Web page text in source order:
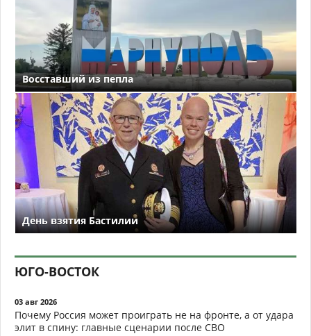
Восставший из пепла
День взятия Бастилии
ЮГО-ВОСТОК
03 авг 2026
Почему Россия может проиграть не на фронте, а от удара
элит в спину: главные сценарии после СВО